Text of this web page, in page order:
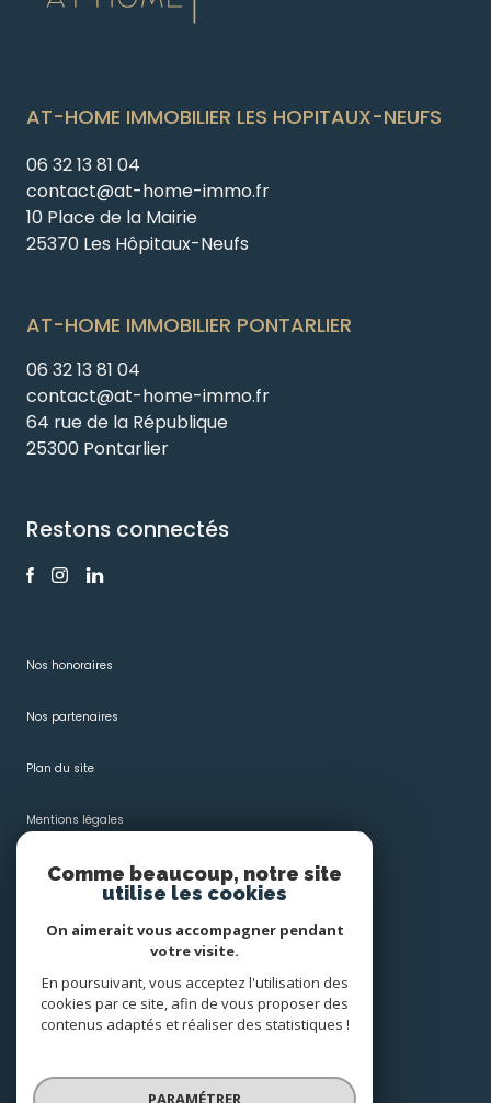
AT-HOME IMMOBILIER LES HOPITAUX-NEUFS
06 32 13 81 04
contact@at-home-immo.fr
10 Place de la Mairie
25370 Les Hôpitaux-Neufs
AT-HOME IMMOBILIER PONTARLIER
06 32 13 81 04
contact@at-home-immo.fr
64 rue de la République
25300 Pontarlier
Restons connectés
Nos honoraires
Nos partenaires
Plan du site
Mentions légales
Admin
Politique RGPD
Cookies
Comme beaucoup, notre site
utilise les cookies
On aimerait vous accompagner pendant
votre visite.
En poursuivant, vous acceptez l'utilisation des
cookies par ce site, afin de vous proposer des
contenus adaptés et réaliser des statistiques !
PARAMÉTRER